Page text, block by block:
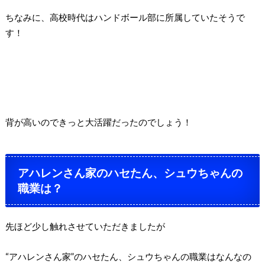
ちなみに、高校時代はハンドボール部に所属していたそうで
す！
背が高いのできっと大活躍だったのでしょう！
アハレンさん家のハセたん、シュウちゃんの
職業は？
先ほど少し触れさせていただきましたが
“アハレンさん家”のハセたん、シュウちゃんの職業はなんなの